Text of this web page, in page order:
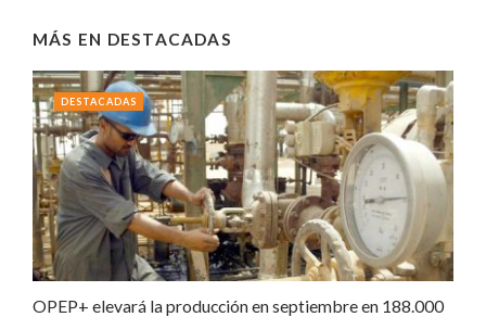
MÁS EN DESTACADAS
OPEP+ elevará la producción en septiembre en 188.000
DESTACADAS